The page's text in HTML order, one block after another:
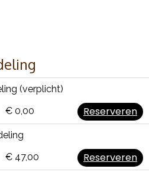
(verplicht)
Reserveren
€ 0,00
Reserveren
€ 47,00